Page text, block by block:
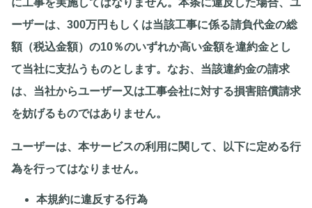
に工事を実施してはなりません。本条に違反した場合、ユ
ーザーは、300万円もしくは当該工事に係る請負代金の総
額（税込金額）の10％のいずれか高い金額を違約金とし
て当社に支払うものとします。なお、当該違約金の請求
は、当社からユーザー又は工事会社に対する損害賠償請求
を妨げるものではありません。
ユーザーは、本サービスの利用に関して、以下に定める行
為を行ってはなりません。
本規約に違反する行為